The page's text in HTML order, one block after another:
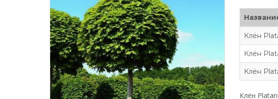
Клён
Клён
Клён
Клён